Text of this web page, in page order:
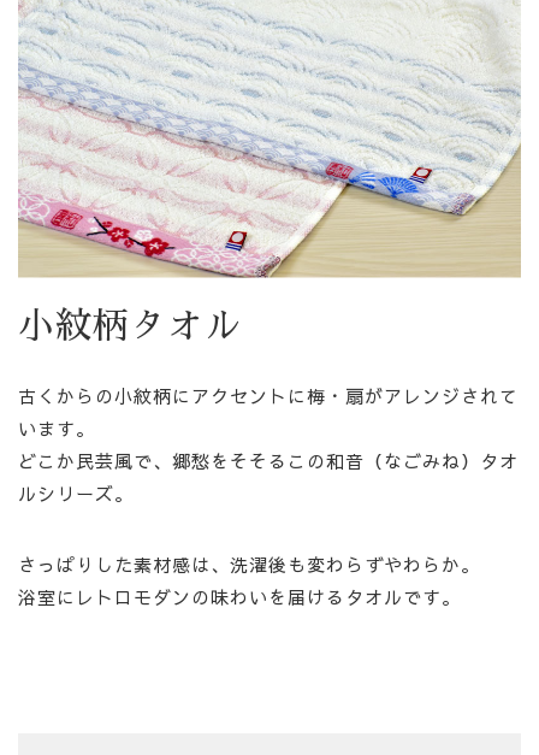
小紋柄タオル
古くからの小紋柄にアクセントに梅・扇がアレンジされて
います。
どこか民芸風で、郷愁をそそるこの和音（なごみね）タオ
ルシリーズ。
さっぱりした素材感は、洗濯後も変わらずやわらか。
浴室にレトロモダンの味わいを届けるタオルです。